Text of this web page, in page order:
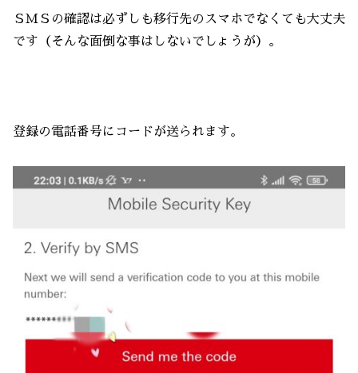
ＳＭＳの確認は必ずしも移行先のスマホでなくても大丈夫
です（そんな面倒な事はしないでしょうが）。
登録の電話番号にコードが送られます。